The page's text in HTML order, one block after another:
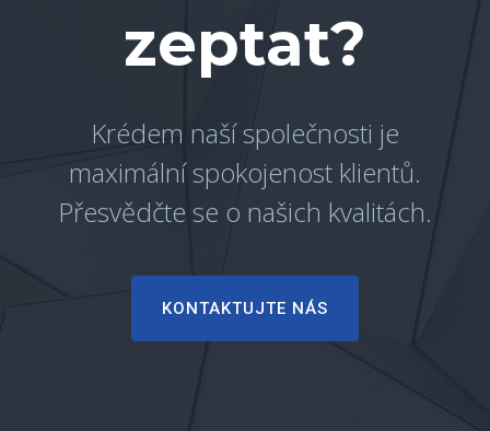
zeptat?
Krédem naší společnosti je
maximální spokojenost klientů.
Přesvědčte se o našich kvalitách.
KONTAKTUJTE NÁS